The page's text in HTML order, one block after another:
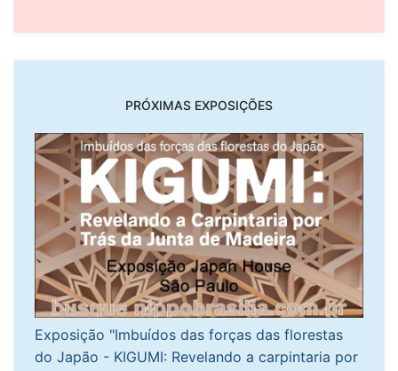
PRÓXIMAS EXPOSIÇÕES
Exposição "Imbuídos das forças das florestas
do Japão - KIGUMI: Revelando a carpintaria por